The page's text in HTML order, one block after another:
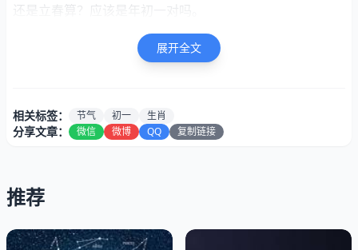
还是立春算？应该是年初一对吗。
展开全文
相关标签： 节气 初一 生肖
分享文章： 微信 微博 QQ 复制链接
推荐